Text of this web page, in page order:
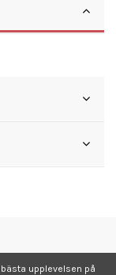
upplevelsen på